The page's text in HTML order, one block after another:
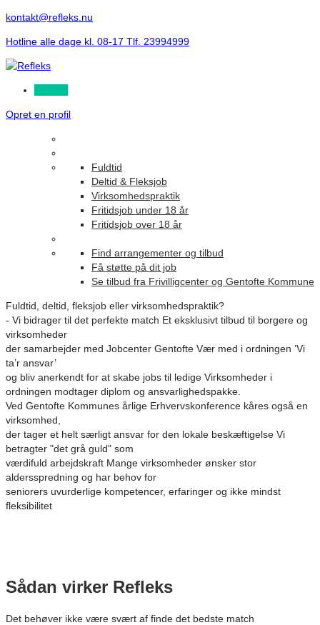
kontakt@refleks.nu
Hotline alle dage kl. 08-17 Tlf. 23994999
Opret en profil
Fuldtid
Deltid & Fleksjob
Virksomhedspraktik
Fritidsjob under 18 år
Fritidsjob over 18 år
Find arrangementer og tilbud
Få støtte på dit job
Se tilbud fra Frivilligcenter og Gentofte Kommune
Fuldtid, deltid, fleksjob eller virksomhedspraktik?
- Vi bidrager til det perfekte match Et eksklusivt tilbud til borgere og
virksomheder
der samarbejder med Jobcenter Gentofte Vær med i ordningen ’Vi
ta’r ansvar’
og bliv anerkendt for at skabe jobs til ledige Virksomheder i
ordningen modtager diplom og ansvarlighedspakke.
Ved Gentofte Kommunes årlige Erhvervskonference kåres også en
virksomhed,
der tager et helt særligt ansvar for den lokale beskæftigelse Vi
betragter "det grå guld" som
værdifuld arbejdskraft Mange virksomheder ønsker stor
aldersspredning og har behov for
seniorers uvurderlige kompetencer, erfaringer og ikke mindst
fleksibilitet
Sådan virker Refleks
Det behøver ikke være svært af finde det bedste match